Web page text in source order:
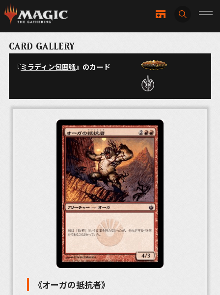
CARD GALLERY
『ミラディン包囲戦』のカード
《オーガの抵抗者》